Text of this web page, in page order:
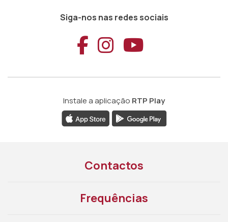
Siga-nos nas redes sociais
Aceder ao
Aceder ao
Aceder
Instale a aplicação RTP Play
Contactos
Frequências